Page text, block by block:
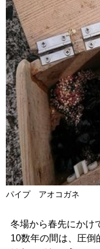
パイプ アオコガネ
冬場から春先にかけ
10数年の間は、圧倒